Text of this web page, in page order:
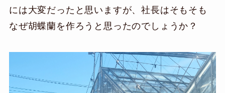
には大変だったと思いますが、社長はそもそも
なぜ胡蝶蘭を作ろうと思ったのでしょうか？